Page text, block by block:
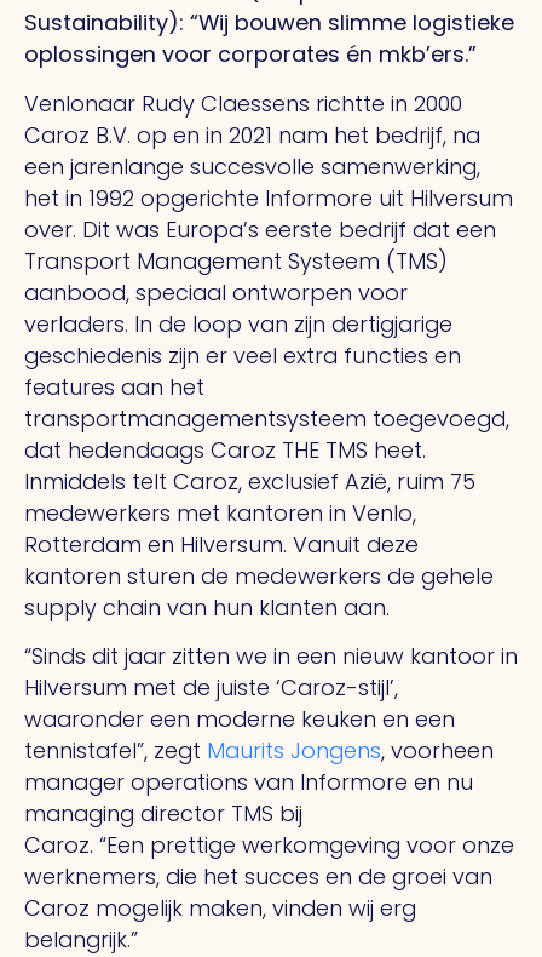
Sustainability): “Wij bouwen slimme logistieke
oplossingen voor corporates én mkb’ers.”
Venlonaar Rudy Claessens richtte in 2000
Caroz B.V. op en in 2021 nam het bedrijf, na
een jarenlange succesvolle samenwerking,
het in 1992 opgerichte Informore uit Hilversum
over. Dit was Europa’s eerste bedrijf dat een
Transport Management Systeem (TMS)
aanbood, speciaal ontworpen voor
verladers. In de loop van zijn dertigjarige
geschiedenis zijn er veel extra functies en
features aan het
transportmanagementsysteem toegevoegd,
dat hedendaags Caroz THE TMS heet.
Inmiddels telt Caroz, exclusief Azië, ruim 75
medewerkers met kantoren in Venlo,
Rotterdam en Hilversum. Vanuit deze
kantoren sturen de medewerkers de gehele
supply chain van hun klanten aan.
“Sinds dit jaar zitten we in een nieuw kantoor in
Hilversum met de juiste ‘Caroz-stijl’,
waaronder een moderne keuken en een
tennistafel”, zegt Maurits Jongens, voorheen
manager operations van Informore en nu
managing director TMS bij
Caroz. “Een prettige werkomgeving voor onze
werknemers, die het succes en de groei van
Caroz mogelijk maken, vinden wij erg
belangrijk.”